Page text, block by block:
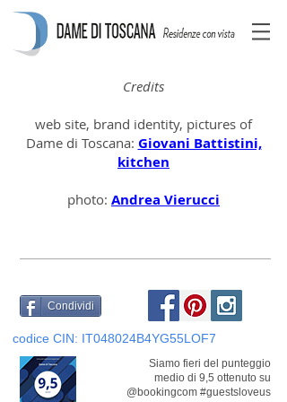
Credits
web site, brand identity, pictures of
Dame di Toscana: Giovani Battistini,
kitchen
photo: Andrea Vierucci
Condividi
codice CIN: IT048024B4YG55LOF7
Siamo fieri del punteggio
medio di 9,5 ottenuto su
@bookingcom #guestsloveus